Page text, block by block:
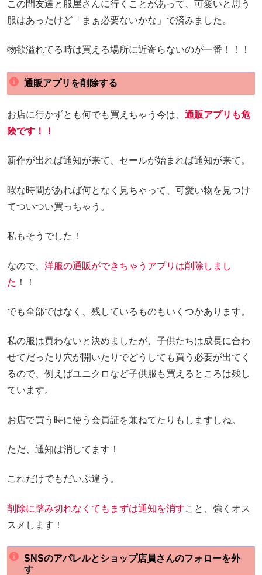
この間友達と服屋さんに行くことがあって、可愛いと思う
服はあったけど「まぁ必要ないかな」で済みました。
物欲溢れてる時は買える場所に近寄らないのが一番！！！
通販アプリを削除する
お店に行かずとも何でも買えちゃう今は、 通販アプリも危
険です！！
新作が出れば通知が来て、セールが始まれば通知が来て。
暇な時間があれば何となく見ちゃって、可愛い物を見つけ
てついつい買っちゃう。
私もそうでした！
なので、 洋服の通販ができちゃうアプリは削除しまし
た ！！
でも全部ではなく、残しているものもいくつかあります。
私の服は買わないと決めましたが、子供たちは成長に合わ
せてだったり穴が開いたりでどうしても買う必要が出てく
るので、例えばユニクロなど子供服も買えるところは残し
ています。
お店で買う時に使う会員証を兼ねてたりもしますしね。
ただ、通知は消してます！
これだけでもだいぶ違う。
削除に踏み切れなくてもまずは通知を消すこと、強くオス
スメします！
SNSのアパレルとショップ店員さんのフォローを外
す